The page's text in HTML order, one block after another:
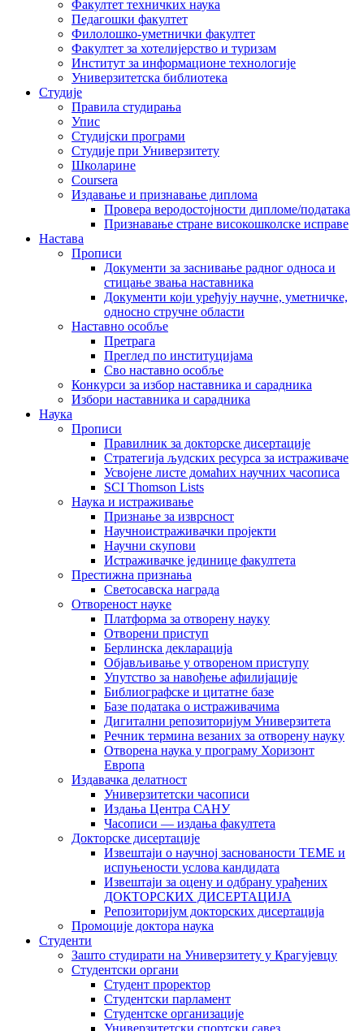
Факултет техничких наука
Педагошки факултет
Филолошко-уметнички факултет
Факултет за хотелијерство и туризам
Институт за информационе технологије
Универзитетска библиотека
Студије
Правила студирања
Упис
Студијски програми
Студије при Универзитету
Школарине
Coursera
Издавање и признавање диплома
Провера веродостојности дипломе/података
Признавање стране високошколске исправе
Настава
Прописи
Документи за заснивање радног односа и
стицање звања наставника
Документи који уређују научне, уметничке,
односно стручне области
Наставно особље
Претрага
Преглед по институцијама
Сво наставно особље
Конкурси за избор наставника и сарадника
Избори наставника и сарадника
Наука
Прописи
Правилник за докторске дисертације
Стратегија људских ресурса за истраживаче
Усвојене листе домаћих научних часописа
SCI Thomson Lists
Наука и истраживање
Признање за изврсност
Научноистраживачки пројекти
Научни скупови
Истраживачке јединице факултета
Престижна признања
Светосавска награда
Отвореност науке
Платформа за отворену науку
Отворени приступ
Берлинска декларација
Објављивање у отвореном приступу
Упутство за навођење афилијације
Библиографске и цитатне базе
Базе података о истраживачима
Дигитални репозиторијум Универзитета
Рeчник термина везаних за отворену науку
Отворена наука у програму Хоризонт
Европа
Издавачка делатност
Универзитетски часописи
Издања Центра САНУ
Часописи — издања факултета
Докторске дисертације
Извештаји о научној заснованости ТЕМЕ и
испуњености услова кандидата
Извештаји за оцену и одбрану урађених
ДОКТОРСКИХ ДИСЕРТАЦИЈА
Репозиторијум докторских дисертација
Промоције доктора наука
Студенти
Зашто студирати на Универзитету у Крагујевцу
Студентски органи
Студент проректор
Студентски парламент
Студентске организације
Универзитетски спортски савез